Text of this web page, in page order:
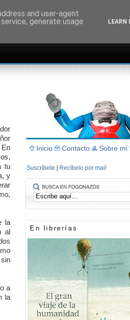
En
tu
y
la
al
a
la
Inicio Contacto Sobre mí
Suscríbete Recíbelo por mail
En librerías
and user-agent
generate usage
LEARN